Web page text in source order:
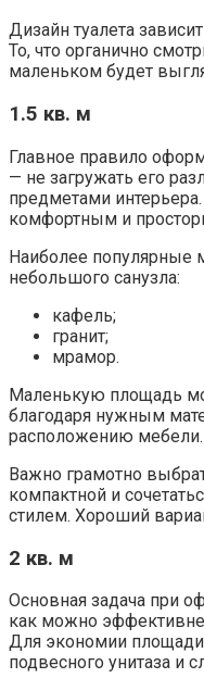
Дизайн туалета
То, что органично
маленьком будет
1.5 кв. м
Главное правило
— не загружать его
предметами
комфортным и
Наиболее популярные
небольшого санузла:
кафель;
гранит;
мрамор.
Маленькую площадь
благодаря нужным
расположению мебели.
Важно грамотно
компактной и
стилем. Хороший
2 кв. м
Основная задача при
как можно
Для экономии
подвесного унитаза и